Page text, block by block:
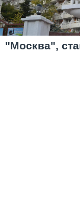
"Москва",